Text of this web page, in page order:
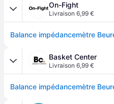
On-Fight
Livraison 6,99 €
Basket Center
Livraison 6,99 €